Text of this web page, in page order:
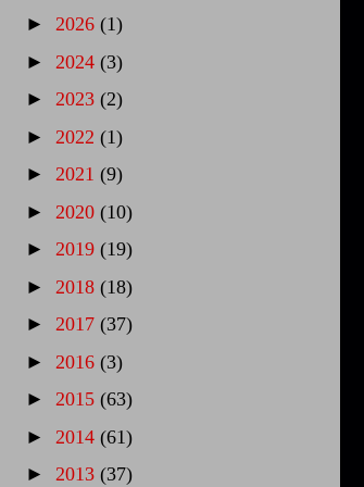
► 2026 (1)
► 2024 (3)
► 2023 (2)
► 2022 (1)
► 2021 (9)
► 2020 (10)
► 2019 (19)
► 2018 (18)
► 2017 (37)
► 2016 (3)
► 2015 (63)
► 2014 (61)
► 2013 (37)